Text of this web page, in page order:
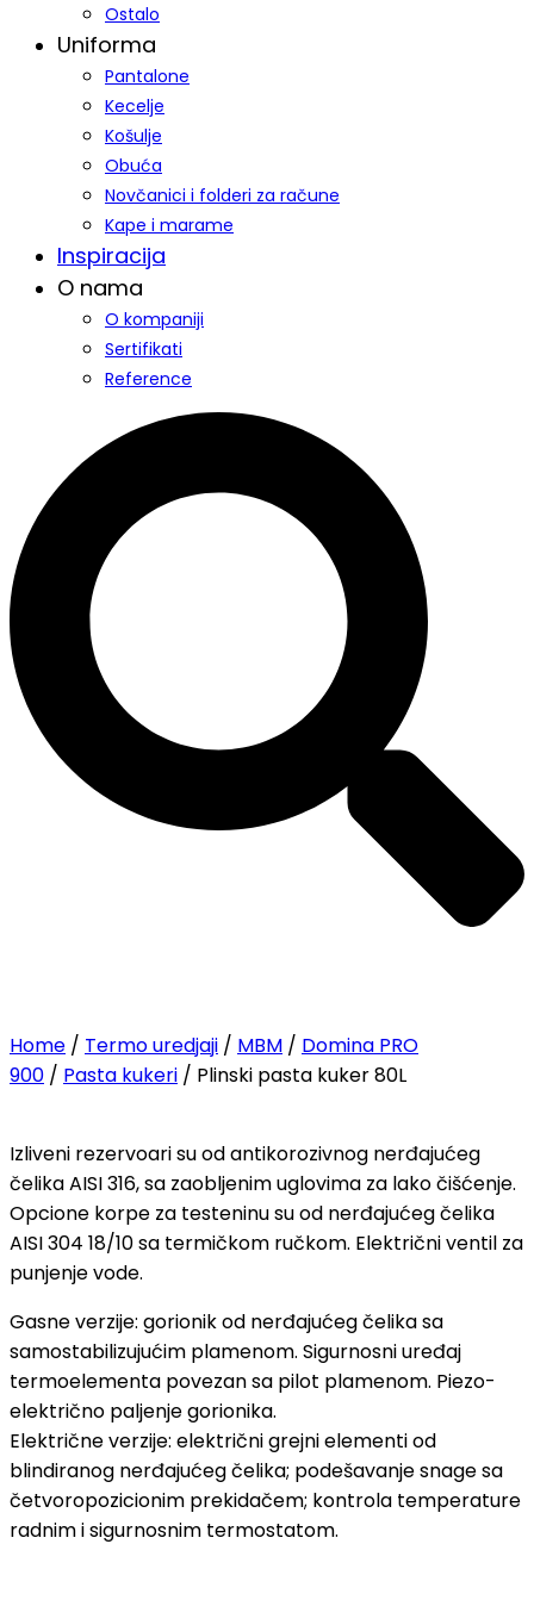
Ostalo
Uniforma
Pantalone
Kecelje
Košulje
Obuća
Novčanici i folderi za račune
Kape i marame
Inspiracija
O nama
O kompaniji
Sertifikati
Reference
Home / Termo uredjaji / MBM / Domina PRO
900 / Pasta kukeri / Plinski pasta kuker 80L
Izliveni rezervoari su od antikorozivnog nerđajućeg
čelika AISI 316, sa zaobljenim uglovima za lako čišćenje.
Opcione korpe za testeninu su od nerđajućeg čelika
AISI 304 18/10 sa termičkom ručkom. Električni ventil za
punjenje vode.
Gasne verzije: gorionik od nerđajućeg čelika sa
samostabilizujućim plamenom. Sigurnosni uređaj
termoelementa povezan sa pilot plamenom. Piezo-
električno paljenje gorionika.
Električne verzije: električni grejni elementi od
blindiranog nerđajućeg čelika; podešavanje snage sa
četvoropozicionim prekidačem; kontrola temperature
radnim i sigurnosnim termostatom.